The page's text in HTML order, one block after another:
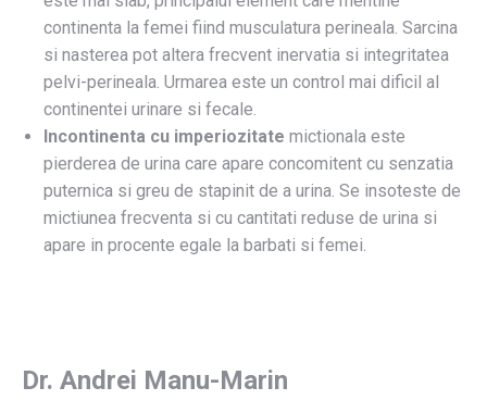
continenta la femei fiind musculatura perineala. Sarcina
si nasterea pot altera frecvent inervatia si integritatea
pelvi-perineala. Urmarea este un control mai dificil al
continentei urinare si fecale.
Incontinenta cu imperiozitate mictionala este
pierderea de urina care apare concomitent cu senzatia
puternica si greu de stapinit de a urina. Se insoteste de
mictiunea frecventa si cu cantitati reduse de urina si
apare in procente egale la barbati si femei.
Dr. Andrei Manu-Marin